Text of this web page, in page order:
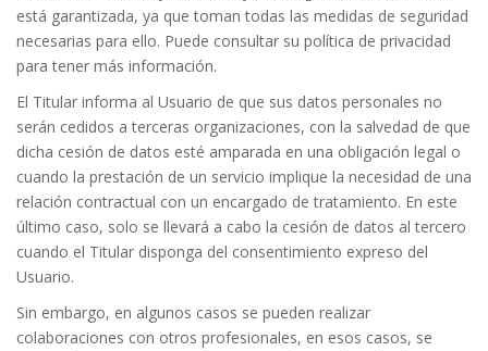
está garantizada, ya que toman todas las medidas de seguridad
necesarias para ello. Puede consultar su política de privacidad
para tener más información.
El Titular informa al Usuario de que sus datos personales no
serán cedidos a terceras organizaciones, con la salvedad de que
dicha cesión de datos esté amparada en una obligación legal o
cuando la prestación de un servicio implique la necesidad de una
relación contractual con un encargado de tratamiento. En este
último caso, solo se llevará a cabo la cesión de datos al tercero
cuando el Titular disponga del consentimiento expreso del
Usuario.
Sin embargo, en algunos casos se pueden realizar
colaboraciones con otros profesionales, en esos casos, se